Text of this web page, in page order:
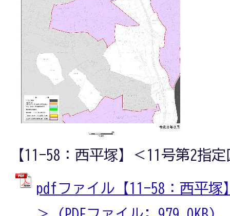
【11-58：西平塚】＜11号第2指
pdfファイル【11-58：西平塚